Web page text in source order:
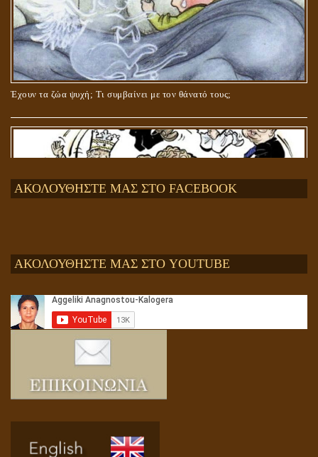
Έχουν τα ζώα ψυχή; Τι συμβαίνει με τον θάνατό τους;
Αληθής και επίπλαστη πνευματικότητα
ΑΚΟΛΟΥΘΗΣΤΕ ΜΑΣ ΣΤΟ FACEBOOK
ΑΚΟΛΟΥΘΗΣΤΕ ΜΑΣ ΣΤΟ YOUTUBE